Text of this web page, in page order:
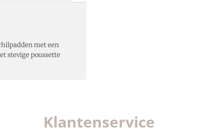
met een
stevige poussette
Klantenservice